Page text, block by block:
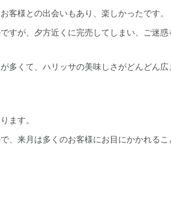
様との出会いもあり、楽しかったです。
すが、夕方近くに完売してしまい、ご迷惑
多くて、ハリッサの美味しさがどんどん広
ます。
、来月は多くのお客様にお目にかかれるこ